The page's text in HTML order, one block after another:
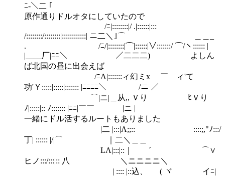
ﾆ-＼二 ｢
原作通りドルオタにしていたので
/ﾆ|::::::::|/ .|::::::|:::
/::::::::/::::::::|::::::::::::| ニ二＼｣⌒ ＿＿_
. /ﾆ/|::::::::|⌒|::::::|∨:::::::/ ⌒/ヽ:::::: |
|____厂|ﾆﾆ＼ ／二二二) よしん
ば北国の昼に出会えば
/ﾆΛ|:::::::ィ幻ミx ￣ ィ'て
功'Ｙ:::::|:::::|::::::: |ﾆﾆﾆﾆ＼ /ニ ／￣
⌒|ニ|＿从,, Ｖり ﾋＶり
ﾉ|:::::|:: ﾉ::::::: |ﾆﾆ|￣￣ |ニ |
一緒にドル活するルートもありました
|二 |:::|Λ;;:: ::::;,"ﾉ:::/
丁| :::::: |/|⌒ ｜二＼＿＿
LΛ|:::|::｜ ´ ⌒∨
ヒノ:::/:::|:: 八 ＼ニニニニ＼
| :::: |::込、 ( ヾ イﾆ|